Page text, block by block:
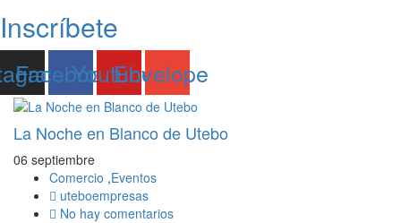
Inscríbete
FacebookYoutubeEnvelope
La Noche en Blanco de Utebo
06 septiembre
Comercio ,Eventos
uteboempresas
No hay comentarios